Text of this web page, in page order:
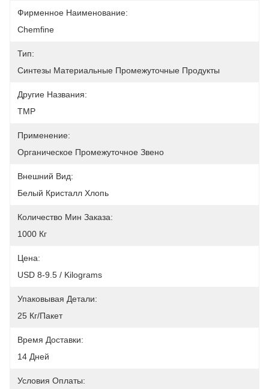
Фирменное Наименование:
Chemfine
Тип:
Синтезы Материальные Промежуточные Продукты
Другие Названия:
TMP
Применение:
Органическое Промежуточное Звено
Внешний Вид:
Белый Кристалл Хлопь
Количество Мин Заказа:
1000 Кг
Цена:
USD 8-9.5 / Kilograms
Упаковывая Детали:
25 Кг/пакет
Время Доставки:
14 Дней
Условия Оплаты: